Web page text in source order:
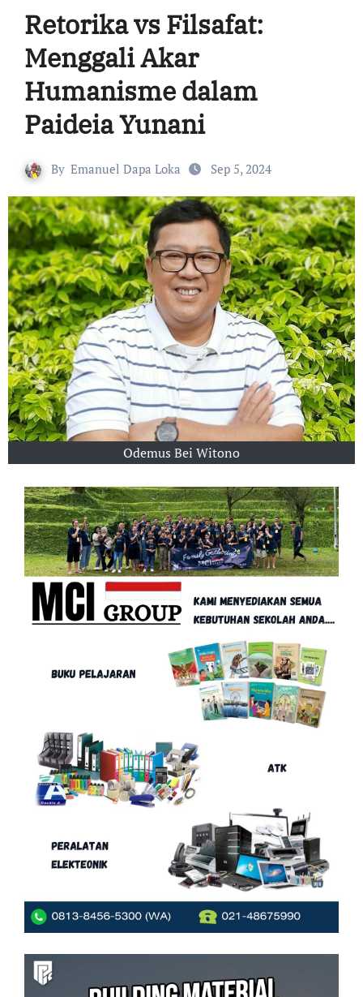
Retorika vs Filsafat:
Menggali Akar
Humanisme dalam
Paideia Yunani
By Emanuel Dapa Loka Sep 5, 2024
Odemus Bei Witono